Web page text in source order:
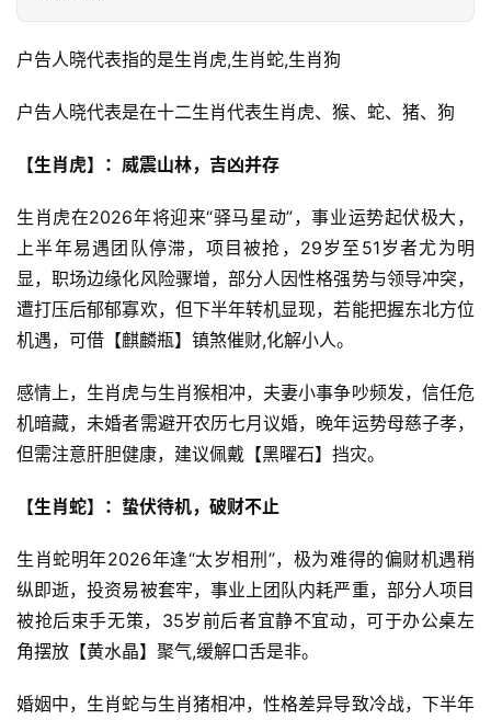
户告人晓代表指的是生肖虎,生肖蛇,生肖狗
户告人晓代表是在十二生肖代表生肖虎、猴、蛇、猪、狗
【生肖虎】：威震山林，吉凶并存
生肖虎在2026年将迎来“驿马星动”，事业运势起伏极大，
上半年易遇团队停滞，项目被抢，29岁至51岁者尤为明
显，职场边缘化风险骤增，部分人因性格强势与领导冲突，
遭打压后郁郁寡欢，但下半年转机显现，若能把握东北方位
机遇，可借【麒麟瓶】镇煞催财,化解小人。
感情上，生肖虎与生肖猴相冲，夫妻小事争吵频发，信任危
机暗藏，未婚者需避开农历七月议婚，晚年运势母慈子孝，
但需注意肝胆健康，建议佩戴【黑曜石】挡灾。
【生肖蛇】：蛰伏待机，破财不止
生肖蛇明年2026年逢“太岁相刑”，极为难得的偏财机遇稍
纵即逝，投资易被套牢，事业上团队内耗严重，部分人项目
被抢后束手无策，35岁前后者宜静不宜动，可于办公桌左
角摆放【黄水晶】聚气,缓解口舌是非。
婚姻中，生肖蛇与生肖猪相冲，性格差异导致冷战，下半年